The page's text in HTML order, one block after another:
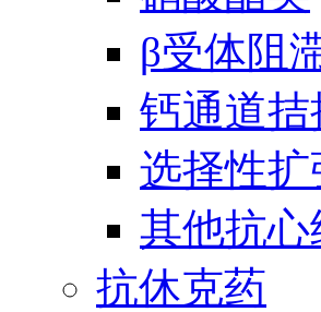
β受体阻
钙通道拮
选择性
其他抗心
抗休克药